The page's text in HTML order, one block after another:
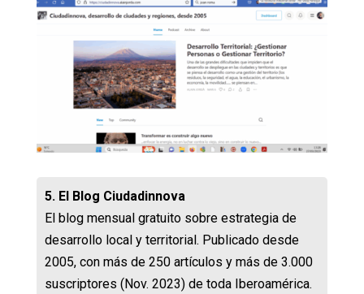
5. El Blog Ciudadinnova
El blog mensual gratuito sobre estrategia de
desarrollo local y territorial. Publicado desde
2005, con más de 250 artículos y más de 3.000
suscriptores (Nov. 2023) de toda Iberoamérica.